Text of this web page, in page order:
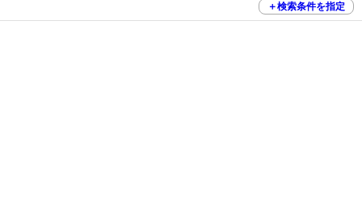
＋検索条件を指定